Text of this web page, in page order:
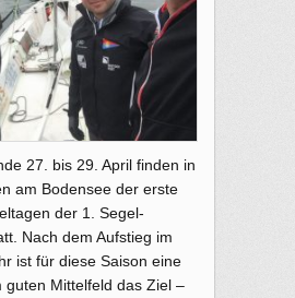
27. bis 29. April finden in
am Bodensee der erste
der 1. Segel-
Nach dem Aufstieg im
ist für diese Saison eine
guten Mittelfeld das Ziel –